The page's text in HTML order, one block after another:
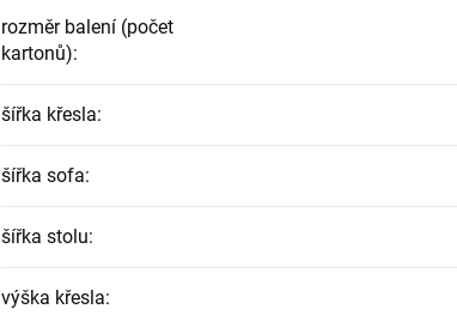
rozměr balení (počet
kartonů):
šířka křesla:
šířka sofa:
šířka stolu:
výška křesla: